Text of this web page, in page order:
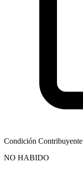
Condición Contribuyente
NO HABIDO